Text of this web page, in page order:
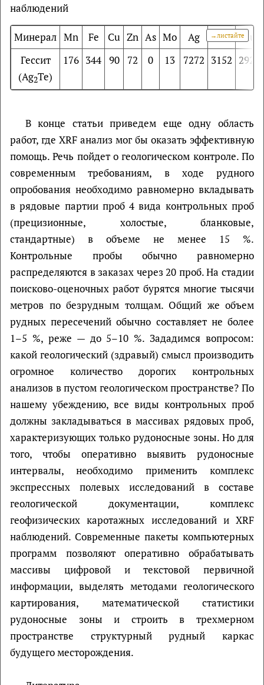
наблюдений
Минерал Mn Fe Cu Zn As Mo Ag Sn
Au
Гессит
(Ag2Te)
176 344 90 72 0 13 7272 3152 2923
В конце статьи приведем еще одну область
работ, где XRF анализ мог бы оказать эффективную
помощь. Речь пойдет о геологическом контроле. По
современным требованиям, в ходе рудного
опробования необходимо равномерно вкладывать
в рядовые партии проб 4 вида контрольных проб
(прецизионные, холостые, бланковые,
стандартные) в объеме не менее 15 %.
Контрольные пробы обычно равномерно
распределяются в заказах через 20 проб. На стадии
поисково-оценочных работ бурятся многие тысячи
метров по безрудным толщам. Общий же объем
рудных пересечений обычно составляет не более
1–5 %, реже — до 5–10 %. Зададимся вопросом:
какой геологический (здравый) смысл производить
огромное количество дорогих контрольных
анализов в пустом геологическом пространстве? По
нашему убеждению, все виды контрольных проб
должны закладываться в массивах рядовых проб,
характеризующих только рудоносные зоны. Но для
того, чтобы оперативно выявить рудоносные
интервалы, необходимо применить комплекс
экспрессных полевых исследований в составе
геологической документации, комплекс
геофизических каротажных исследований и XRF
наблюдений. Современные пакеты компьютерных
программ позволяют оперативно обрабатывать
массивы цифровой и текстовой первичной
информации, выделять методами геологического
картирования, математической статистики
рудоносные зоны и строить в трехмерном
пространстве структурный рудный каркас
будущего месторождения.